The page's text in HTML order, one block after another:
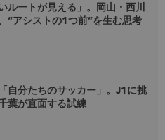
ルートが見える」。岡山・西川
“アシストの1つ前”を生む思考
自分たちのサッカー」。J1に挑
葉が直面する試練